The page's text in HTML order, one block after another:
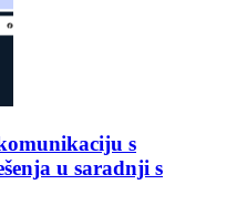
s
u saradnji s